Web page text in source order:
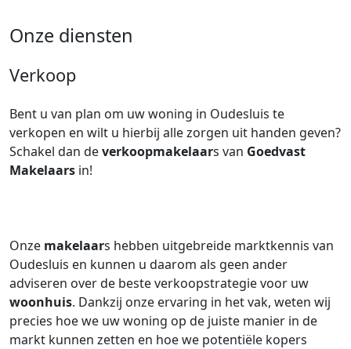
Onze diensten
Verkoop
Bent u van plan om uw woning in Oudesluis te
verkopen en wilt u hierbij alle zorgen uit handen geven?
Schakel dan deverkoopmakelaars van Goedvast
Makelaars in!
Onze makelaars hebben uitgebreide marktkennis van
Oudesluis en kunnen u daarom als geen ander
adviseren over de beste verkoopstrategie voor uw
woonhuis. Dankzij onze ervaring in het vak, weten wij
precies hoe we uw woning op de juiste manier in de
markt kunnen zetten en hoe we potentiële kopers